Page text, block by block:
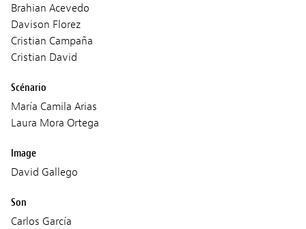
Brahian Acevedo
Davison Florez
Cristian Campaña
Cristian David
Scénario
María Camila Arias
Laura Mora Ortega
Image
David Gallego
Son
Carlos García